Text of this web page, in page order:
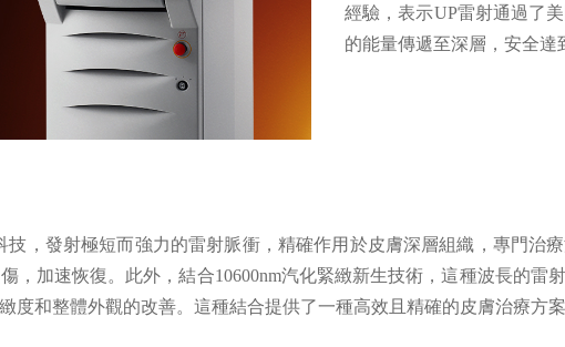
經驗，表示UP雷射通過了
的能量傳遞至深層，安全達
技，發射極短而強力的雷射脈衝，精確作用於皮膚深層組織，專門治
，加速恢復。此外，結合10600nm汽化緊緻新生技術，這種波長的雷
度和整體外觀的改善。這種結合提供了一種高效且精確的皮膚治療方案